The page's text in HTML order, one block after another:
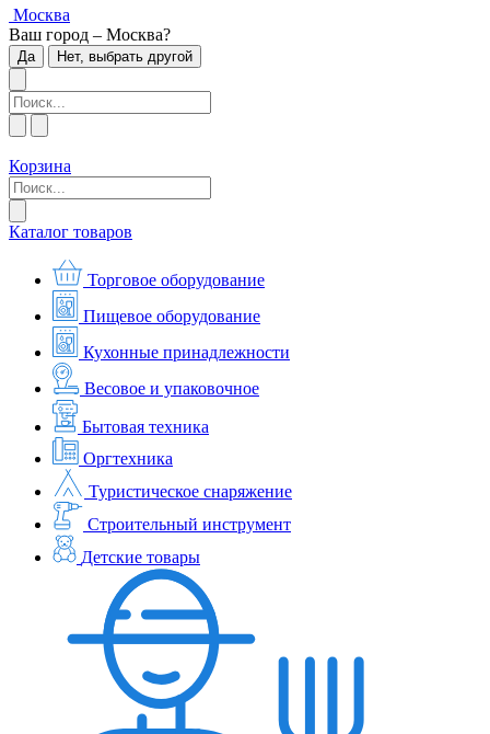
Москва
Ваш город – Москва?
Да Нет, выбрать другой
Корзина
Каталог товаров
Торговое оборудование
Пищевое оборудование
Кухонные принадлежности
Весовое и упаковочное
Бытовая техника
Оргтехника
Туристическое снаряжение
Строительный инструмент
Детские товары